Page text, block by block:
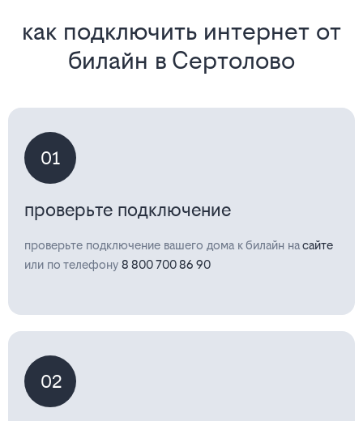
как подключить интернет от
билайн в Сертолово
01
проверьте подключение
проверьте подключение вашего дома к билайн насайте
или по телефону 8 800 700 86 90
02